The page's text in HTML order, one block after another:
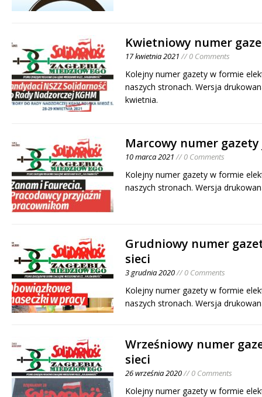
Kwietniowy numer
17 kwietnia 2021// 0 Comments
Kolejny numer gazety w formie
naszych stronach. Wersja
kwietnia.
Marcowy numer
10 marca 2021// 0 Comments
Kolejny numer gazety w formie
naszych stronach. Wersja
Grudniowy numer
sieci
3 grudnia 2020// 0 Comments
Kolejny numer gazety w formie
naszych stronach. Wersja
Wrześniowy numer
sieci
26 września 2020// 0 Comments
Kolejny numer gazety w formie